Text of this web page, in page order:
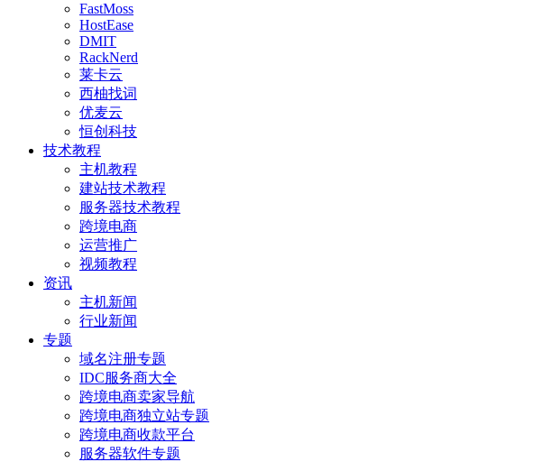
FastMoss
HostEase
DMIT
RackNerd
莱卡云
西柚找词
优麦云
恒创科技
技术教程
主机教程
建站技术教程
服务器技术教程
跨境电商
运营推广
视频教程
资讯
主机新闻
行业新闻
专题
域名注册专题
IDC服务商大全
跨境电商卖家导航
跨境电商独立站专题
跨境电商收款平台
服务器软件专题